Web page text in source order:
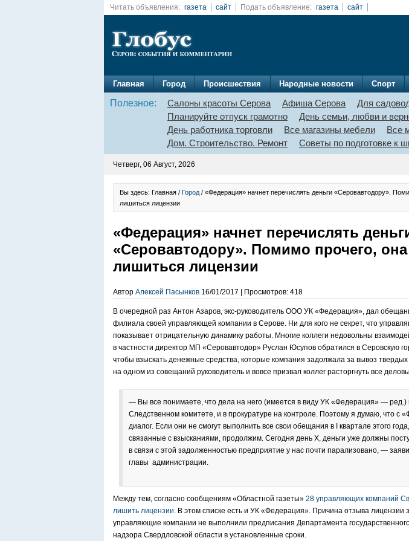
Читать объявления: газета сайт Подать объявление: газета сайт
Главная Город Происшествия Народные новости Спорт
Полезное: Салоны красоты Серова Афиша Серова Для
Планируйте отпуск грамотно
День семьи, любви и
День работника торговли
Все магазины мебели
Все
Дом. Строительство. Ремонт
Советы по подготовке к
Четверг, 06 Август, 2026
Вы здесь: Главная / Город / «Федерация» начнет перечислять деньги «Серовавтодору».
лишиться лицензии
«Федерация» начнет перечислять
«Серовавтодору». Помимо прочего,
лишиться лицензии
Автор Алексей Пасынков 16/01/2017 | Просмотров: 418
В очередной раз Антон Азаров, экс-руководитель ООО УК «Федерация», дал
филиала своей управляющей компании в Серове. Ни для кого не секрет, что
показывает отрицательную динамику работы. Многие коллеги недовольны
в частности директор МП «Серовавтодор» Руслан Юсупов обратился в Серовскую
чтобы взыскать денежные средства, которые компания задолжала за вывоз
на одном из совещаний руководитель и вовсе призвал коллег расторгнуть все
— Вы все понимаете, что дела на него (имеется в виду УК «Федерация» — ред.)
Следственном комитете, и в прокуратуре на контроле. Поэтому я думаю, что с
диалог. Если они не смогут выполнить все свои обещания в I квартале этого
связанные с взысканиями, продолжим. Сегодня день Х, деньги уже должны
в связи с этой задолженностью предприятие у нас почти парализовано, —
главы администрации.
Между тем, согласно сообщениям «Областной газеты» 28 управляющих компаний
лишить лицензии. В этом списке есть и УК «Федерация». Причина отзыва лицензии
управляющие компании не выполнили предписания Департамента
надзора Свердловской области в установленные сроки.